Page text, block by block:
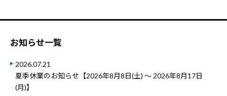
お知らせ一覧
2026.07.21
夏季休業のお知らせ【2026年8月8日(土) ～ 2026年8月17日
(月)】